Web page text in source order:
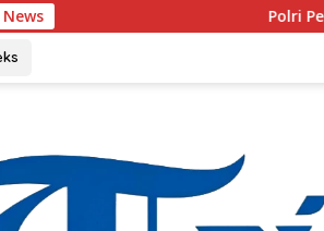
Polri Perkuat Kapasitas Personel